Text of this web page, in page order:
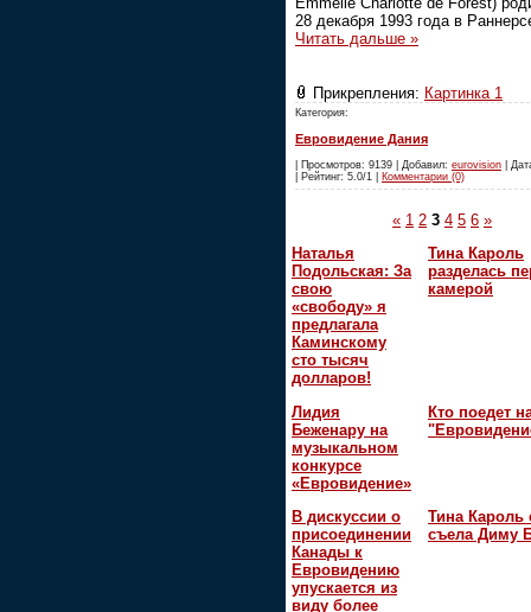
28 декабря 1993 года в
Читать дальше »
Прикрепления: Картинка 1
Категория:
Евровидение Дания
| Просмотров: 9139 | Добавил: eurovision |
| Рейтинг: 5.0/1 | Комментарии (0)
« 1 2 3 4 5 6 »
Наталья
Подольская: За
свою
«свободу» я
предлагала
Каминскому
сто тысяч
долларов!
Тина Кароль
разделась
камерой
Лидия
Беженару на
музыкальном
конкурсе
«Евровидение»
Кто поедет
В дискуссии о
присоединении
Канады к
Евровидению
упускается из
виду более
Тина Кароль
съела Диму